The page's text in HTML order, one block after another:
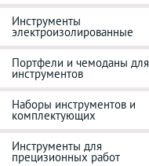
Инструменты
электроизолированные
Портфели и чемоданы для
инструментов
Наборы инструментов и
комплектующих
Инструменты для
прецизионных работ